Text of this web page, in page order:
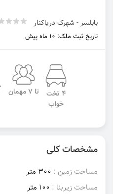
بابلسر - شهرک دریاکنار
تاریخ ثبت ملک: 10 ماه پیش
4 تخت
خواب
تا 7 مهمان
مشخصات کلی
مساحت زمین : 300 متر
مساحت زیربنا : 100 متر